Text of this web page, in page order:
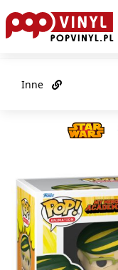
Inne